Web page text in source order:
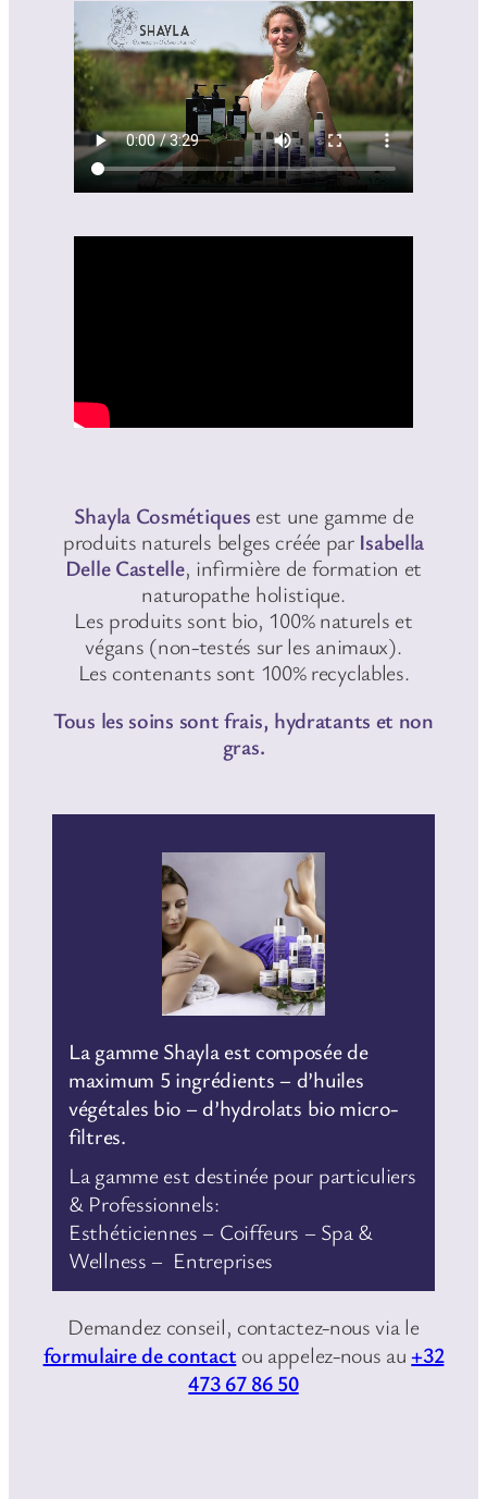
Shayla Cosmétiques est une gamme de
produits naturels belges créée par Isabella
Delle Castelle, infirmière de formation et
naturopathe holistique.
Les produits sont bio, 100% naturels et
végans (non-testés sur les animaux).
Les contenants sont 100% recyclables.
Tous les soins sont frais, hydratants et non
gras.
La gamme Shayla est composée de
maximum 5 ingrédients – d’huiles
végétales bio – d’hydrolats bio micro-
filtres.
La gamme est destinée pour particuliers
& Professionnels:
Esthéticiennes – Coiffeurs – Spa &
Wellness – Entreprises
Demandez conseil, contactez-nous via le
formulaire de contact ou appelez-nous au+32
473 67 86 50